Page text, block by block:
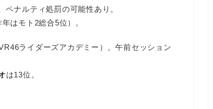
ナルティ処罰の可能性あり。
はモト2総合5位）。
ライダーズアカデミー）。午前セッション
は13位。